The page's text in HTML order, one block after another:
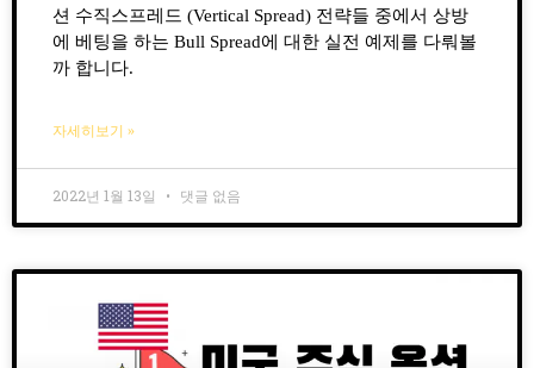
션 수직스프레드 (Vertical Spread) 전략들 중에서 상방
에 베팅을 하는 Bull Spread에 대한 실전 예제를 다뤄볼
까 합니다.
자세히보기 »
2022년 1월 13일 댓글 없음